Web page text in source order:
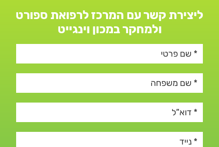
ליצירת קשר עם המרכז לרפואת ספורט
ולמחקר במכון וינגייט